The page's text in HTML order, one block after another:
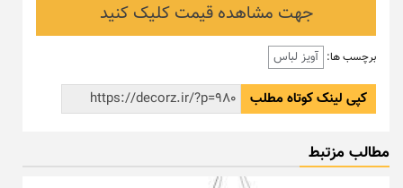
جهت مشاهده قیمت کلیک کنید
برچسب ها: آویز لباس
کپی لینک کوتاه مطلب
مطالب مزتبط